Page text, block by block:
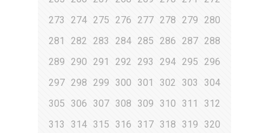
273
274 275 276 277 278 279
280
281
282 283 284 285 286 287 288
289
290 291 292 293 294 295
296
297 298 299 300 301 302 303
304
305
306 307 308 309 310 311
312
313
314 315 316 317 318 319 320